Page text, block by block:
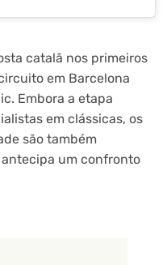
catalã nos primeiros
em Barcelona
Embora a etapa
em clássicas, os
são também
antecipa um confronto